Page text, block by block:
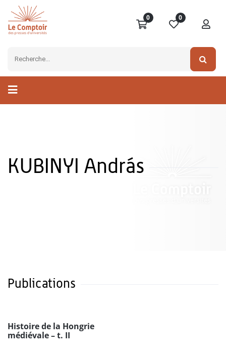
0 0
KUBINYI András
Publications
Histoire de la Hongrie
médiévale – t. II